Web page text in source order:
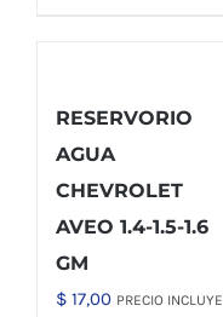
RESERVORIO
AGUA
CHEVROLET
AVEO 1.4-1.5-1.6
GM
$ 17,00 PRECIO INCLUYE